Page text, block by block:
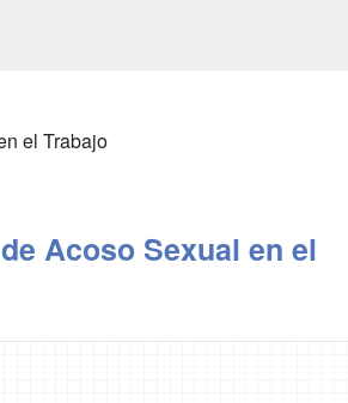
el Trabajo
Acoso Sexual en el